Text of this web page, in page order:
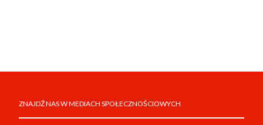
ZNAJDŹ NAS W MEDIACH SPOŁECZNOŚCIOWYCH